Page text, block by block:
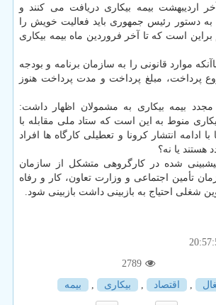
اردیبهشت بیمه بیکاری دریافت می کنند و
دستور رئیس جمهوری باید فعالیت خویش را
براین است که تا آخر فروردین ماه بیمه بیکاری
موارد قانونی را به سازمان برنامه و بودجه
پرداخت، مبلغ پرداخت و مدت پرداخت هنوز
بیمه بیکاری به مشمولان اظهار داشت:
منوط به این است که ستاد ملی مقابله با
با ادامه انتشار کرونا و تعطیلی کارگاه ها افراد
یا نه؟
پیشبینی شده در کارگروهی متشکل از سازمان
تأمین اجتماعی و وزارت تعاون، کار و رفاه
شغلی احتیاج به بازبینی داشت بازبینی شود.
2789
, اقتصاد , بیكاری , بیمه